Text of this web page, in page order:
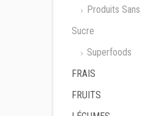
Produits
Sucre
Superfoods
FRAIS
FRUITS